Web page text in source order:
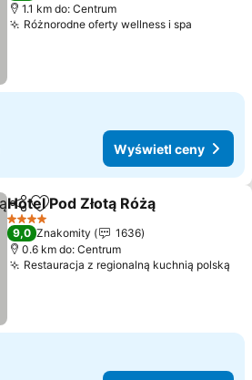
1.1 km do: Centrum
Różnorodne oferty wellness i spa
Wyświetl ceny
Udostępnij
Dodaj do ulubionych
Hotel Pod Złotą Różą
4 Kategoria
9,0 Znakomity
1636
0.6 km do: Centrum
Restauracja z regionalną kuchnią polską